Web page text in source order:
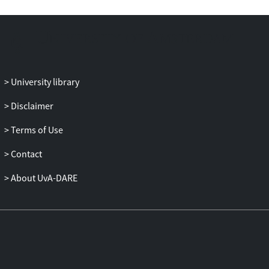
faalt op de gronden vermeld in het arrest
University library
Disclaimer
Terms of Use
Contact
About UvA-DARE